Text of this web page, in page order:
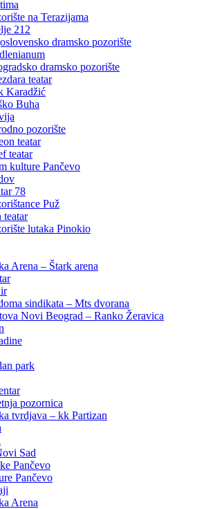
na Terazijama
212
dramsko pozorište
dramsko pozorište
teatar
Karadžić
Buha
pozorište
teatar
teatar
kulture Pančevo
78
Puž
teatar
lutaka Pinokio
Arena – Štark arena
sindikata – Mts dvorana
Novi Beograd – Ranko Žeravica
park
pozornica
tvrdjava – kk Partizan
Sad
Pančevo
Pančevo
Arena